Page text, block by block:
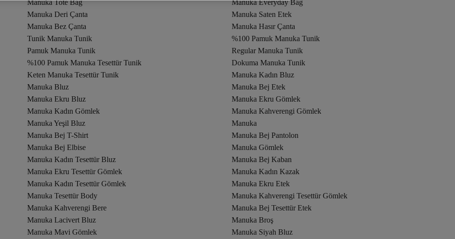
Manuka Tote Bag
Manuka Everyday Bag
Manuka Deri Çanta
Manuka Saten Etek
Manuka Bez Çanta
Manuka Hasır Çanta
Tunik Manuka Tunik
%100 Pamuk Manuka Tunik
Pamuk Manuka Tunik
Regular Manuka Tunik
%100 Pamuk Manuka Tesettür Tunik
Dokuma Manuka Tunik
Keten Manuka Tesettür Tunik
Manuka Kadın Bluz
Manuka Bluz
Manuka Bej Etek
Manuka Ekru Bluz
Manuka Ekru Gömlek
Manuka Kadın Gömlek
Manuka Kahverengi Gömlek
Manuka Yeşil Bluz
Manuka
Manuka Bej T-Shirt
Manuka Bej Pantolon
Manuka Bej Elbise
Manuka Gömlek
Manuka Kadın Tesettür Bluz
Manuka Bej Kaban
Manuka Ekru Tesettür Gömlek
Manuka Kadın Kazak
Manuka Kadın Tesettür Gömlek
Manuka Ekru Etek
Manuka Tesettür Body
Manuka Kahverengi Tesettür Gömlek
Manuka Kahverengi Bere
Manuka Bej Tesettür Etek
Manuka Lacivert Bluz
Manuka Broş
Manuka Mavi Gömlek
Manuka Siyah Bluz